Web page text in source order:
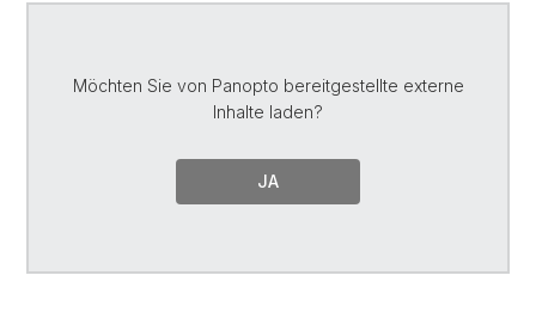
Möchten Sie von Panopto bereitgestellte externe
Inhalte laden?
JA